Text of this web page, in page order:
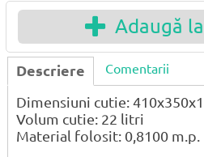
Adaugă
Descriere Comentarii
Dimensiuni cutie:
Volum cutie: 22 litri
Material folosit: 0,8100 m.p.